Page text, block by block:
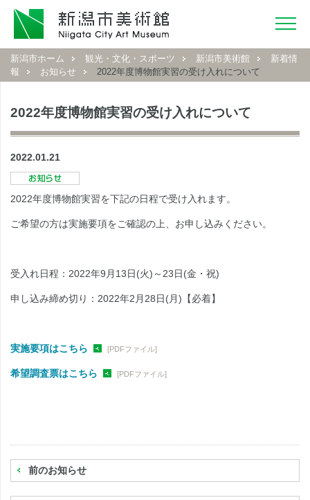
新潟市ホーム 観光・文化・スポーツ 新潟市美術館
新着情
報
お知らせ 2022年度博物館実習の受け入れについて
2022年度博物館実習の受け入れについて
2022.01.21
2022年度博物館実習を下記の日程で受け入れます。
ご希望の方は実施要項をご確認の上、お申し込みください。
受入れ日程：2022年9月13日(火)～23日(金・祝)
申し込み締め切り：2022年2月28日(月)【必着】
実施要項はこちら [PDFファイル]
希望調査票はこちら [PDFファイル]
前のお知らせ